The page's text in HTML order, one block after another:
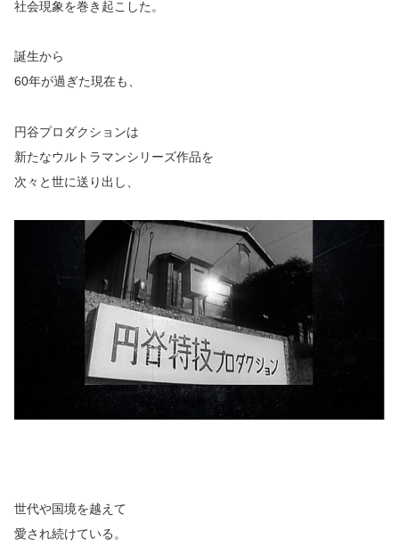
社会現象を巻き起こした。
誕生から
60年が過ぎた現在も、
円谷プロダクションは
新たなウルトラマンシリーズ作品を
次々と世に送り出し、
世代や国境を越えて
愛され続けている。